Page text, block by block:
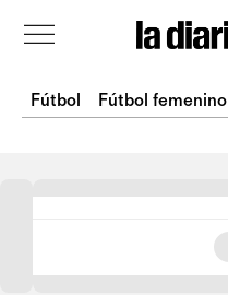
Fútbol Fútbol femenino